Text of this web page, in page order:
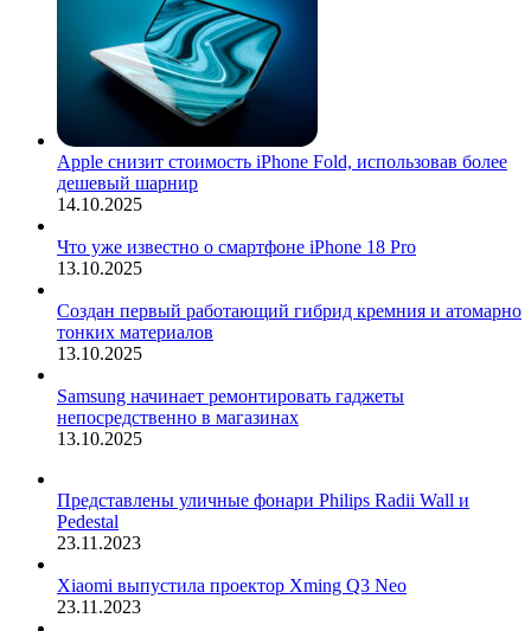
Apple снизит стоимость iPhone Fold, использовав более
дешевый шарнир
14.10.2025
Что уже известно о смартфоне iPhone 18 Pro
13.10.2025
Создан первый работающий гибрид кремния и атомарно
тонких материалов
13.10.2025
Samsung начинает ремонтировать гаджеты
непосредственно в магазинах
13.10.2025
Представлены уличные фонари Philips Radii Wall и
Pedestal
23.11.2023
Xiaomi выпустила проектор Xming Q3 Neo
23.11.2023